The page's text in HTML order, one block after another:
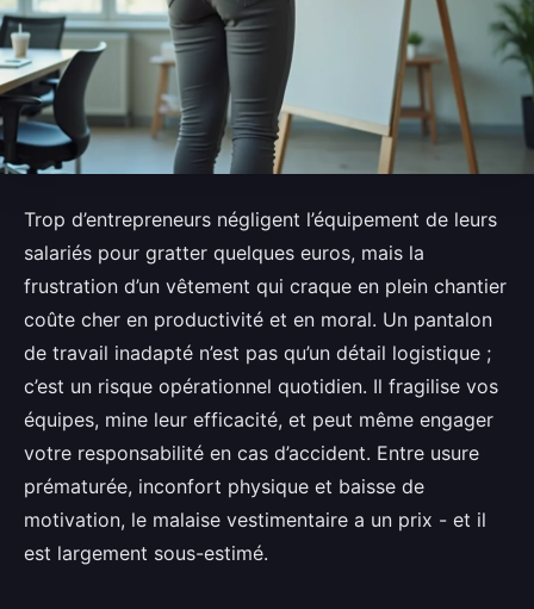
Trop d’entrepreneurs négligent l’équipement de leurs
salariés pour gratter quelques euros, mais la
frustration d’un vêtement qui craque en plein chantier
coûte cher en productivité et en moral. Un pantalon
de travail inadapté n’est pas qu’un détail logistique ;
c’est un risque opérationnel quotidien. Il fragilise vos
équipes, mine leur efficacité, et peut même engager
votre responsabilité en cas d’accident. Entre usure
prématurée, inconfort physique et baisse de
motivation, le malaise vestimentaire a un prix - et il
est largement sous-estimé.